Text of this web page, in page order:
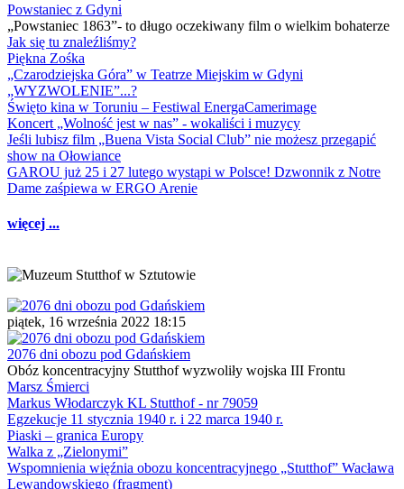
Powstaniec z Gdyni
„Powstaniec 1863”- to długo oczekiwany film o wielkim bohaterze
Jak się tu znaleźliśmy?
Piękna Zośka
„Czarodziejska Góra” w Teatrze Miejskim w Gdyni
„WYZWOLENIE”...?
Święto kina w Toruniu – Festiwal EnergaCamerimage
Koncert „Wolność jest w nas” - wokaliści i muzycy
Jeśli lubisz film „Buena Vista Social Club” nie możesz przegapić
show na Ołowiance
GAROU już 25 i 27 lutego wystąpi w Polsce! Dzwonnik z Notre
Dame zaśpiewa w ERGO Arenie
więcej ...
piątek, 16 września 2022 18:15
2076 dni obozu pod Gdańskiem
Obóz koncentracyjny Stutthof wyzwoliły wojska III Frontu
Marsz Śmierci
Markus Włodarczyk KL Stutthof - nr 79059
Egzekucje 11 stycznia 1940 r. i 22 marca 1940 r.
Piaski – granica Europy
Walka z „Zielonymi”
Wspomnienia więźnia obozu koncentracyjnego „Stutthof” Wacława
Lewandowskiego (fragment)